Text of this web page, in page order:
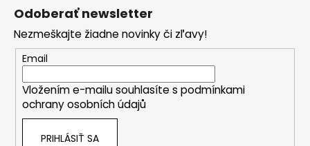
v
ý
p
i
s
Odoberať newsletter
Nezmeškajte žiadne novinky či zľavy!
Email
Vložením e-mailu souhlasíte s podmínkami
ochrany osobních údajů
PRIHLÁSIŤ SA